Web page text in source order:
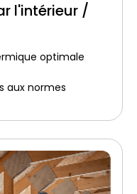
l'intérieur /
optimale
aux normes